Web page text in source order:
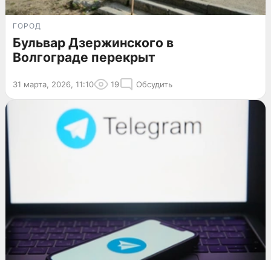
ГОРОД
Бульвар Дзержинского в
Волгограде перекрыт
31 марта, 2026, 11:10 19 Обсудить